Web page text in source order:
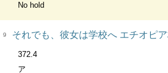
No hold
9 それでも、彼女は学校へ エチオピア
372.4
ア